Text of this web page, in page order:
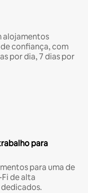
alojamentos
confiança, com
por dia, 7 dias por
para
para uma de
de alta